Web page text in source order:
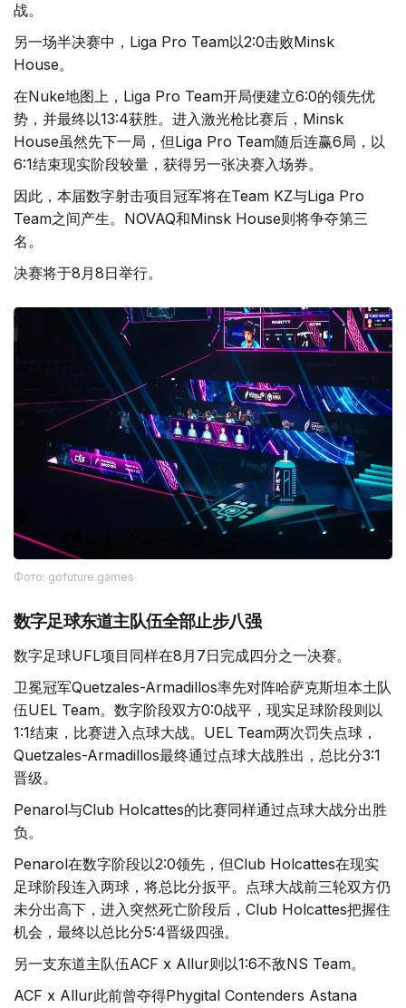
战。
另一场半决赛中，Liga Pro Team以2:0击败Minsk
House。
在Nuke地图上，Liga Pro Team开局便建立6:0的领先优
势，并最终以13:4获胜。进入激光枪比赛后，Minsk
House虽然先下一局，但Liga Pro Team随后连赢6局，以
6:1结束现实阶段较量，获得另一张决赛入场券。
因此，本届数字射击项目冠军将在Team KZ与Liga Pro
Team之间产生。NOVAQ和Minsk House则将争夺第三
名。
决赛将于8月8日举行。
Фото: gofuture.games
数字足球东道主队伍全部止步八强
数字足球UFL项目同样在8月7日完成四分之一决赛。
卫冕冠军Quetzales-Armadillos率先对阵哈萨克斯坦本土队
伍UEL Team。数字阶段双方0:0战平，现实足球阶段则以
1:1结束，比赛进入点球大战。UEL Team两次罚失点球，
Quetzales-Armadillos最终通过点球大战胜出，总比分3:1
晋级。
Penarol与Club Holcattes的比赛同样通过点球大战分出胜
负。
Penarol在数字阶段以2:0领先，但Club Holcattes在现实
足球阶段连入两球，将总比分扳平。点球大战前三轮双方仍
未分出高下，进入突然死亡阶段后，Club Holcattes把握住
机会，最终以总比分5:4晋级四强。
另一支东道主队伍ACF x Allur则以1:6不敌NS Team。
ACF x Allur此前曾夺得Phygital Contenders Astana